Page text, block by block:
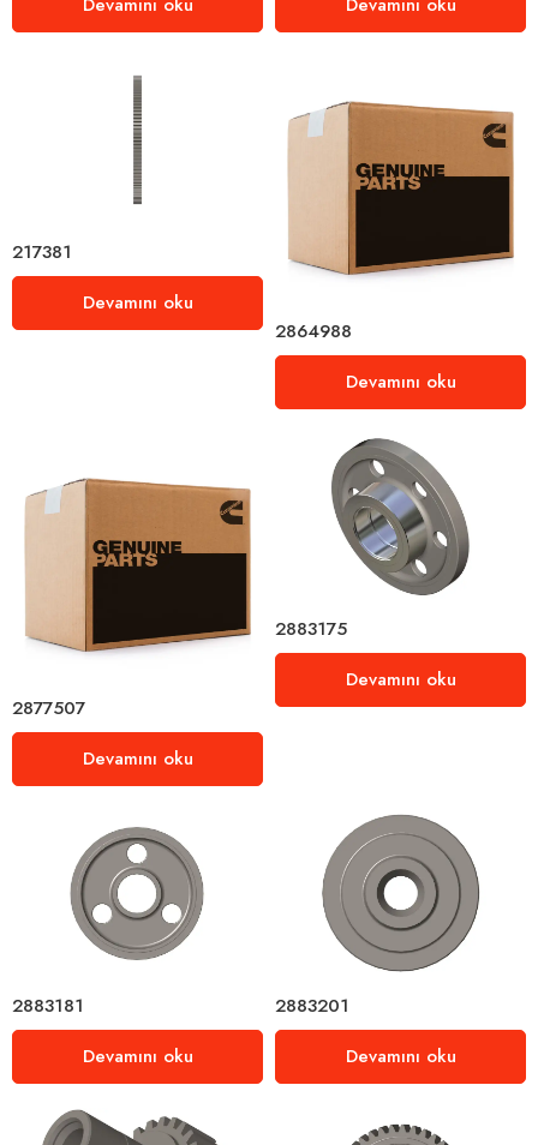
217381
Devamını oku
2864988
Devamını oku
2877507
Devamını oku
2883175
Devamını oku
2883181
Devamını oku
2883201
Devamını oku